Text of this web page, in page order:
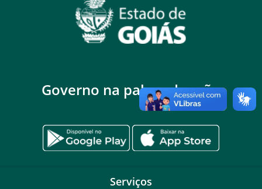
Governo na palma da mão
Serviços